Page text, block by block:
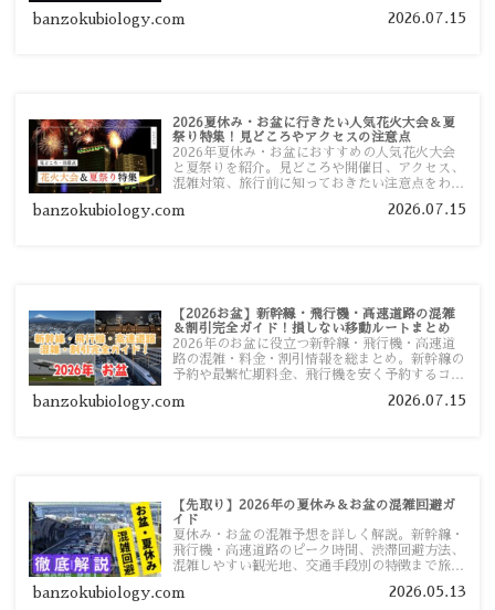
す。
banzokubiology.com 2026.07.15
2026夏休み・お盆に行きたい人気花火大会＆夏
祭り特集！見どころやアクセスの注意点
2026年夏休み・お盆におすすめの人気花火大会
と夏祭りを紹介。見どころや開催日、アクセス、
混雑対策、旅行前に知っておきたい注意点をわか
banzokubiology.com 2026.07.15
【2026お盆】新幹線・飛行機・高速道路の混雑
＆割引完全ガイド！損しない移動ルートまとめ
2026年のお盆に役立つ新幹線・飛行機・高速道
路の混雑・料金・割引情報を総まとめ。新幹線の
予約や最繁忙期料金、飛行機を安く予約するコ
い移動方法を分かりやすく解説します。
banzokubiology.com 2026.07.15
【先取り】2026年の夏休み＆お盆の混雑回避ガ
イド
夏休み・お盆の混雑予想を詳しく解説。新幹線・
飛行機・高速道路のピーク時間、渋滞回避方法、
混雑しやすい観光地、交通手段別の特徴まで旅行
banzokubiology.com 2026.05.13